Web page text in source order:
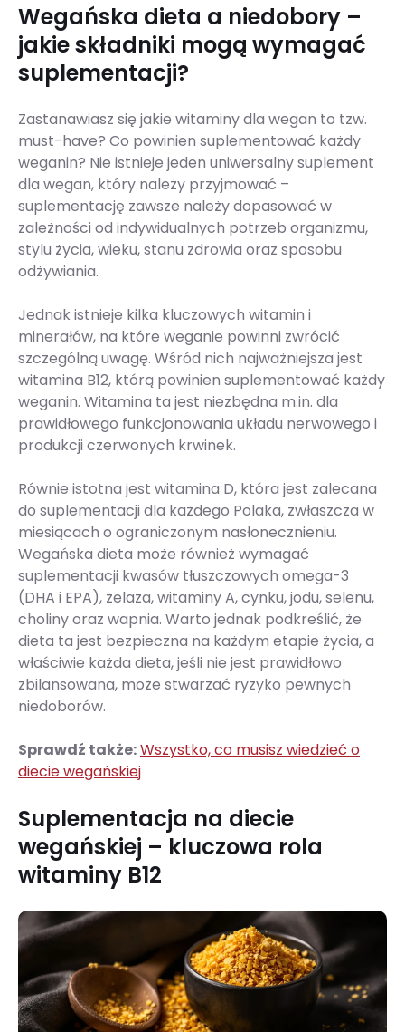
Wegańska dieta a niedobory –
jakie składniki mogą wymagać
suplementacji?
Zastanawiasz się jakie witaminy dla wegan to tzw.
must-have? Co powinien suplementować każdy
weganin? Nie istnieje jeden uniwersalny suplement
dla wegan, który należy przyjmować –
suplementację zawsze należy dopasować w
zależności od indywidualnych potrzeb organizmu,
stylu życia, wieku, stanu zdrowia oraz sposobu
odżywiania.
Jednak istnieje kilka kluczowych witamin i
minerałów, na które weganie powinni zwrócić
szczególną uwagę. Wśród nich najważniejsza jest
witamina B12, którą powinien suplementować każdy
weganin. Witamina ta jest niezbędna m.in. dla
prawidłowego funkcjonowania układu nerwowego i
produkcji czerwonych krwinek.
Równie istotna jest witamina D, która jest zalecana
do suplementacji dla każdego Polaka, zwłaszcza w
miesiącach o ograniczonym nasłonecznieniu.
Wegańska dieta może również wymagać
suplementacji kwasów tłuszczowych omega-3
(DHA i EPA), żelaza, witaminy A, cynku, jodu, selenu,
choliny oraz wapnia. Warto jednak podkreślić, że
dieta ta jest bezpieczna na każdym etapie życia, a
właściwie każda dieta, jeśli nie jest prawidłowo
zbilansowana, może stwarzać ryzyko pewnych
niedoborów.
Sprawdź także:Wszystko, co musisz wiedzieć o
diecie wegańskiej
Suplementacja na diecie
wegańskiej – kluczowa rola
witaminy B12